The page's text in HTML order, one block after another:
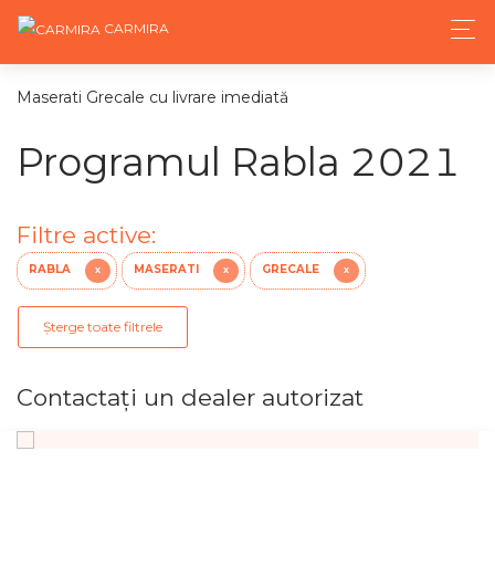
CARMIRA
Maserati Grecale cu livrare imediată
Programul Rabla 2021
Filtre active:
RABLA X MASERATI X GRECALE X
Șterge toate filtrele
Contactaţi un dealer autorizat